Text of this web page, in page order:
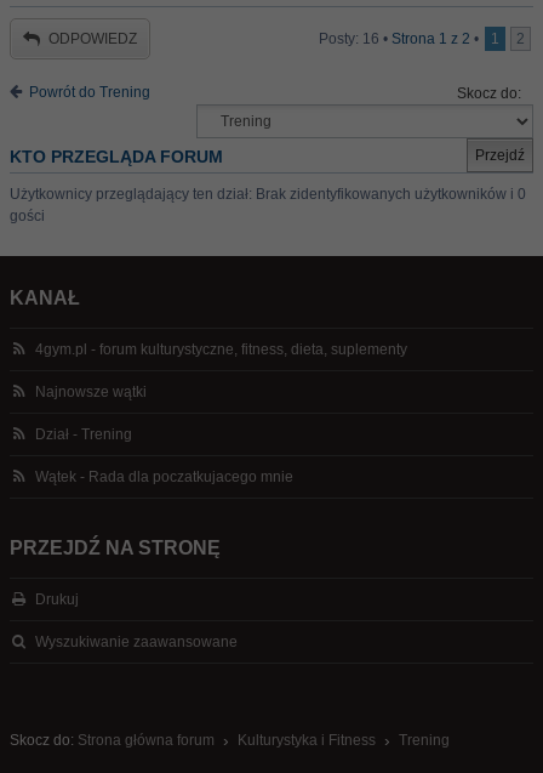
ODPOWIEDZ Posty: 16 • Strona 1 z 2 • 1 2
Powrót do Trening Skocz do:
KTO PRZEGLĄDA FORUM
Użytkownicy przeglądający ten dział: Brak zidentyfikowanych użytkowników i 0
gości
KANAŁ
4gym.pl - forum kulturystyczne, fitness, dieta, suplementy
Najnowsze wątki
Dział - Trening
Wątek - Rada dla poczatkujacego mnie
PRZEJDŹ NA STRONĘ
Drukuj
Wyszukiwanie zaawansowane
Skocz do: Strona główna forum Kulturystyka i Fitness Trening